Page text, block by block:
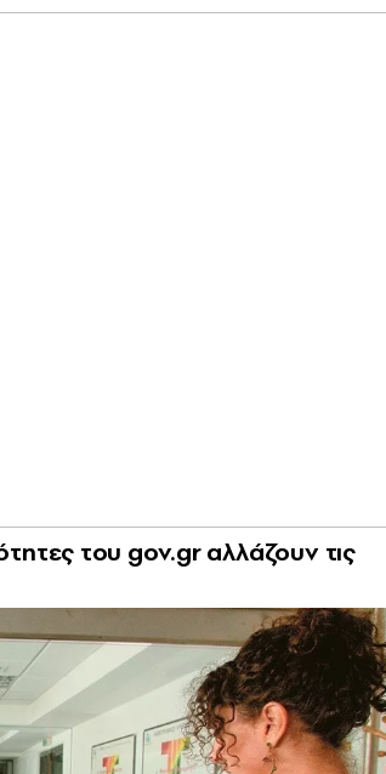
του gov.gr αλλάζουν τις